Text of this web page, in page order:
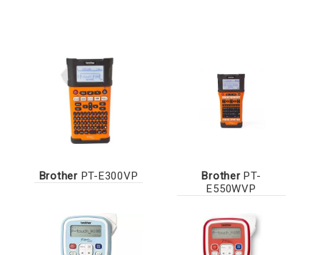
BrotherPT-E300VP BrotherPT-
E550WVP